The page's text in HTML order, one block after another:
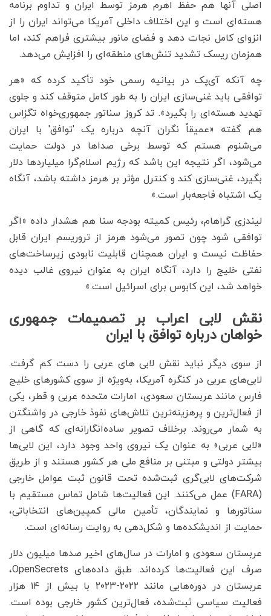
اصلی آنها هم حفظ اهرم هرمز توسط ایران و تداوم برنامه
هسته‌ای است و این اختلاف داخلی آمریکا می‌تواند ایران را از
انزوای کامل نجات دهد و فضای مانور بیشتری فراهم کند، اما
همزمان ریسک تشدید تنش‌های منطقه‌ای را افزایش می‌دهد.
چه آنکه آی‌پک در بیانیه رسمی خود تأکید کرده که «هر
توافقی باید غنی‌سازی ایران را به طور کامل متوقف کند و جلوی
تهدید هسته‌ای را بگیرد». تد کروز سناتور جمهوری‌خواه تگزاس
هم گفته «عمیقاً نگران آنچه درباره یک 'توافق' با ایران
می‌شنوم هستم که توسط برخی صداها در دولت حمایت
می‌شود، اگر نتیجه این باشد که رژیم اسلام‌گرا میلیاردها دلار
بگیرد، غنی‌سازی کند و کنترل مؤثر بر هرمز داشته باشد، آنگاه
یک اشتباه فاجعه‌بار است.»
لیندزی گراهام، رئیس کمیته بودجه سنا هم هشدار داده «اگر
توافقی شود چون تصور می‌شود هرمز از تروریسم ایران قابل
حفاظت نیست و ایران همچنان قابلیت نابودی زیرساخت‌های
نفتی خلیج را دارد، آنگاه ایران به عنوان نیروی غالب دیده
خواهد شد، این کابوس برای اسرائیل است.»
نقش لابی اعراب بر تصمیمات جمهوری
خواهان درباره توافق با ایران
از سوی دیگر نباید نقش لابی های عربی را دست کم گرفت.
لابی‌های عربی در کنگره آمریکا، به‌ویژه از سوی کشورهای خلیج
فارس مانند عربستان سعودی، امارات متحده عربی و قطر، یکی
از فعال‌ترین و پرهزینه‌ترین تلاش‌های نفوذ خارجی در واشنگتن
به شمار می‌روند. برخلاف تصویر ساده‌انگارانه‌ای که گاهی از
«لابی عربی» به عنوان یک نیروی واحد وجود دارد، این لابی‌ها
بیشتر دولتی و مبتنی بر منافع ملی هر کشور هستند و از طریق
شرکت‌های لابی‌گری ثبت‌شده تحت قانون ثبت عوامل خارجی
(FARA) عمل می‌کنند. این فعالیت‌ها شامل تماس مستقیم با
سناتورها و نمایندگان، تأمین مالی کمپین‌های انتخاباتی،
حمایت از اندیشکده‌ها و شکل‌دهی به روایت رسانه‌ای است.
عربستان سعودی و امارات در سال‌های اخیر صدها میلیون دلار
صرف این فعالیت‌ها کرده‌اند. طبق داده‌های OpenSecrets،
عربستان در دوره‌هایی مانند ۲۰۲۲-۲۰۲۳ با بیش از ۱۴ هزار
فعالیت سیاسی ثبت‌شده، فعال‌ترین کشور خارجی بوده است.